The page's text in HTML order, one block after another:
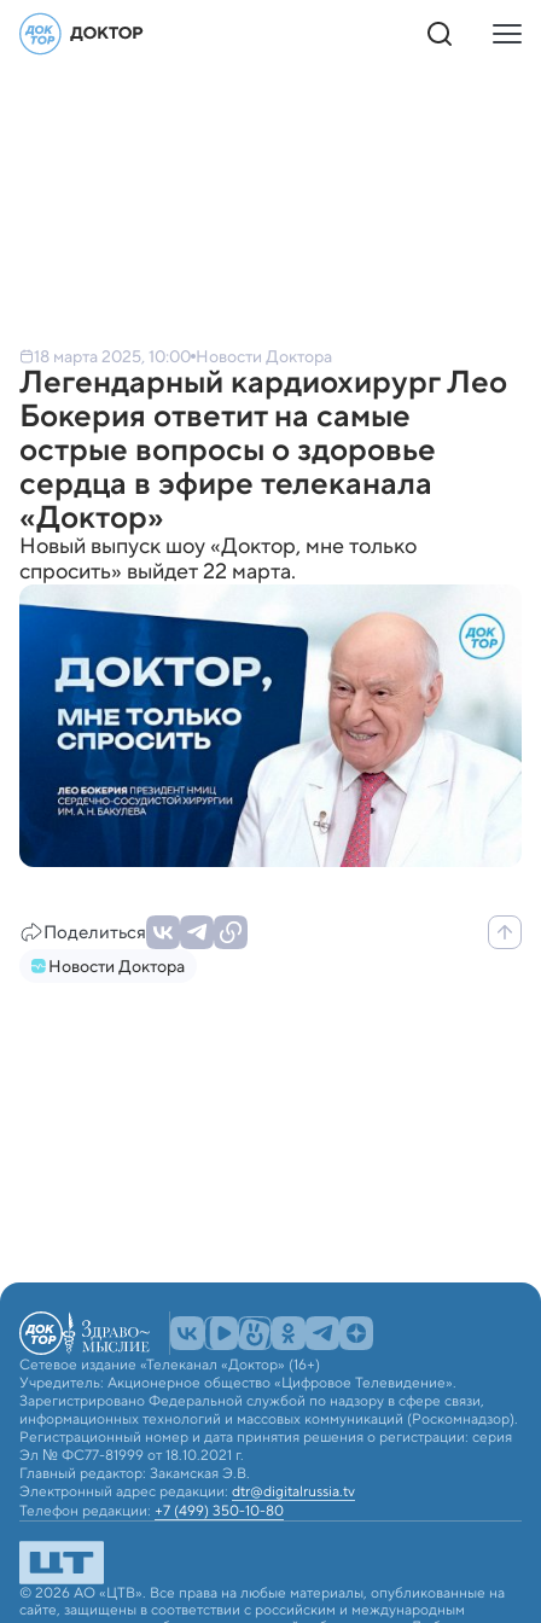
18 марта 2025, 10:00 Новости Доктора
Легендарный кардиохирург Лео
Бокерия ответит на самые
острые вопросы о здоровье
сердца в эфире телеканала
«Доктор»
Новый выпуск шоу «Доктор, мне только
спросить» выйдет 22 марта.
Поделиться
Новости Доктора
Сетевое издание «Телеканал «Доктор» (16+)
Учредитель: Акционерное общество «Цифровое Телевидение».
Зарегистрировано Федеральной службой по надзору в сфере связи,
информационных технологий и массовых коммуникаций (Роскомнадзор).
Регистрационный номер и дата принятия решения о регистрации: серия
Эл № ФС77-81999 от 18.10.2021 г.
Главный редактор: Закамская Э.В.
Электронный адрес редакции: dtr@digitalrussia.tv
Телефон редакции: +7 (499) 350-10-80
© 2026 АО «ЦТВ». Все права на любые материалы, опубликованные на
сайте, защищены в соответствии с российским и международным